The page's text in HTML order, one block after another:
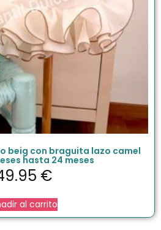
beig con braguita lazo camel
hasta 24 meses
€
al carrito